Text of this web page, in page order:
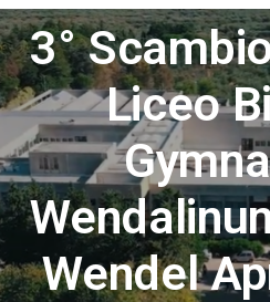
Wendalinum a Sankt Wendel Aprile
3°
Liceo
Wendel